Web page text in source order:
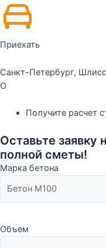
Приехать
Санкт-Петербург,
О
Получите расчет
Оставьте заявку
полной сметы!
Марка бетона
Объем